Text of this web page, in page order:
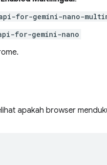
for-gemini-nano-
for-gemini-nano
apakah browser